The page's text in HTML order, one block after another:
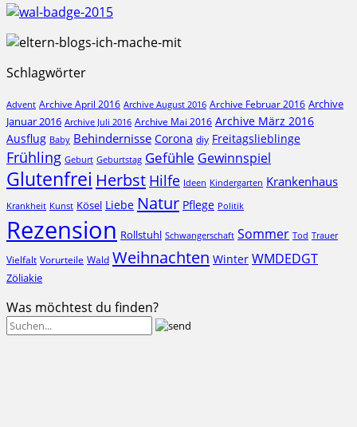
Schlagwörter
Advent Archive April 2016 Archive August 2016 Archive Februar 2016 Archive
Januar 2016 Archive Juli 2016 Archive Mai 2016 Archive März 2016
Ausflug Baby Behindernisse Corona diy Freitagslieblinge
Frühling Geburt Geburtstag Gefühle Gewinnspiel
Glutenfrei Herbst Hilfe Ideen Kindergarten Krankenhaus
Krankheit Kunst Kösel Liebe Natur Pflege Politik
Rezension Rollstuhl Schwangerschaft Sommer Tod Trauer
Vielfalt Vorurteile Wald Weihnachten Winter WMDEDGT
Zöliakie
Was möchtest du finden?